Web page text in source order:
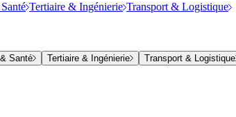
Tertiaire & Ingénierie Transport & Logistique
Santé Tertiaire & Ingénierie Transport & Logistique